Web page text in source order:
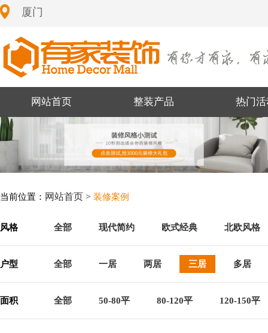
厦门
网站首页 整装产品 热门活
当前位置： 网站首页 > 装修案例
风格 全部 现代简约 欧式经典 北欧风格
户型 全部 一居 两居 三居 多居
面积 全部 50-80平 80-120平 120-150平